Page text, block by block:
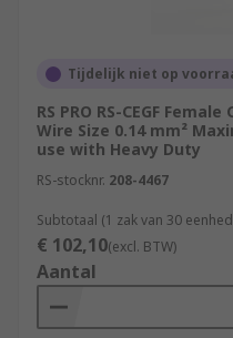
Tijdelijk niet op
RS PRO RS-CEGF
Wire Size 0.14 mm²
use with Heavy Duty
RS-stocknr. 208-4467
Subtotaal (1 zak van 30
€ 102,10(excl. BTW)
Aantal